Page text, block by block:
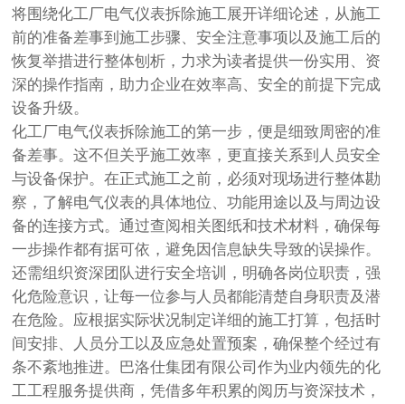
将围绕化工厂电气仪表拆除施工展开详细论述，从施工
前的准备差事到施工步骤、安全注意事项以及施工后的
恢复举措进行整体刨析，力求为读者提供一份实用、资
深的操作指南，助力企业在效率高、安全的前提下完成
设备升级。
化工厂电气仪表拆除施工的第一步，便是细致周密的准
备差事。这不但关乎施工效率，更直接关系到人员安全
与设备保护。在正式施工之前，必须对现场进行整体勘
察，了解电气仪表的具体地位、功能用途以及与周边设
备的连接方式。通过查阅相关图纸和技术材料，确保每
一步操作都有据可依，避免因信息缺失导致的误操作。
还需组织资深团队进行安全培训，明确各岗位职责，强
化危险意识，让每一位参与人员都能清楚自身职责及潜
在危险。应根据实际状况制定详细的施工打算，包括时
间安排、人员分工以及应急处置预案，确保整个经过有
条不紊地推进。巴洛仕集团有限公司作为业内领先的化
工工程服务提供商，凭借多年积累的阅历与资深技术，